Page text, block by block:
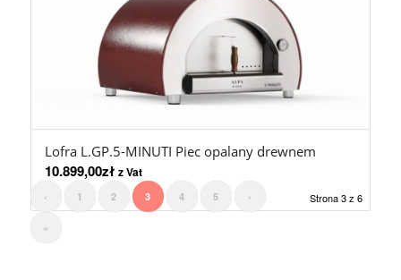
Lofra L.GP.5-MINUTI Piec opalany drewnem
10.899,00zł z Vat
Strona 3 z 6
‹ 1 2 3 4 5 ›
»